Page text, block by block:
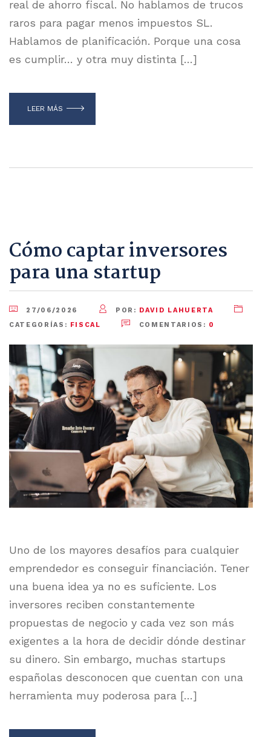
real de ahorro fiscal. No hablamos de trucos
raros para pagar menos impuestos SL.
Hablamos de planificación. Porque una cosa
es cumplir… y otra muy distinta […]
LEER MÁS
Cómo captar inversores
para una startup
27/06/2026 POR:
DAVID LAHUERTA
CATEGORÍAS:
FISCAL COMENTARIOS: 0
Uno de los mayores desafíos para cualquier
emprendedor es conseguir financiación. Tener
una buena idea ya no es suficiente. Los
inversores reciben constantemente
propuestas de negocio y cada vez son más
exigentes a la hora de decidir dónde destinar
su dinero. Sin embargo, muchas startups
españolas desconocen que cuentan con una
herramienta muy poderosa para […]